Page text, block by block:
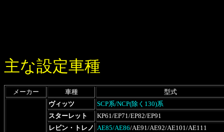
主な設定車種
メーカー 車種 型式
ヴィッツ
SCP系/NCP(除く130)系
スターレット
KP61/EP71/EP82/EP91
レビン・トレノ AE85/AE86/AE91/AE92/AE101/AE111